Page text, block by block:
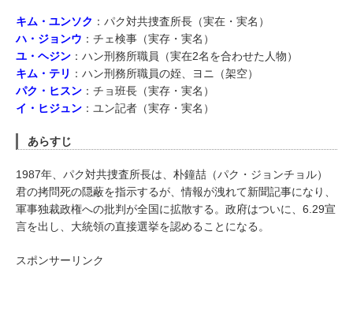
キム・ユンソク ：パク対共捜査所長（実在・実名）
ハ・ジョンウ ：チェ検事（実存・実名）
ユ・ヘジン ：ハン刑務所職員（実在2名を合わせた人物）
キム・テリ ：ハン刑務所職員の姪、ヨニ（架空）
パク・ヒスン ：チョ班長（実存・実名）
イ・ヒジュン ：ユン記者（実存・実名）
あらすじ
1987年、パク対共捜査所長は、朴鐘喆（パク・ジョンチョル）
君の拷問死の隠蔽を指示するが、情報が洩れて新聞記事になり、
軍事独裁政権への批判が全国に拡散する。政府はついに、6.29宣
言を出し、大統領の直接選挙を認めることになる。
スポンサーリンク